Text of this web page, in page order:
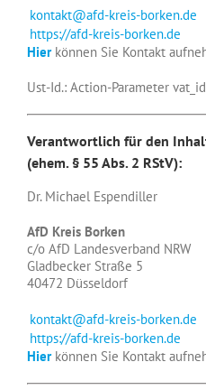
kontakt@afd-kreis-borken.de
https://afd-kreis-borken.de
Hierkönnen Sie Kontakt
Ust-Id.: Action-Parameter
Verantwortlich für den
(ehem. § 55 Abs. 2 RStV):
Dr. Michael Espendiller
AfD Kreis Borken
c/o AfD Landesverband NRW
Gladbecker Straße 5
40472 Düsseldorf
kontakt@afd-kreis-borken.de
https://afd-kreis-borken.de
Hierkönnen Sie Kontakt